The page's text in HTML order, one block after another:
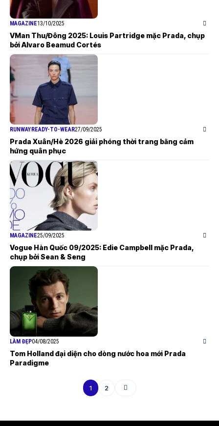
MAGAZINE13/10/2025
VMan Thu/Đông 2025: Louis Partridge mặc Prada, chụp
bởi Alvaro Beamud Cortés
RUNWAYREADY-TO-WEAR27/09/2025
Prada Xuân/Hè 2026 giải phóng thời trang bằng cảm
hứng quân phục
MAGAZINE25/09/2025
Vogue Hàn Quốc 09/2025: Edie Campbell mặc Prada,
chụp bởi Sean & Seng
LÀM ĐẸP04/08/2025
Tom Holland đại diện cho dòng nước hoa mới Prada
Paradigme
1 2